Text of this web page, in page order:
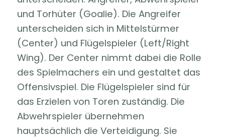
und Torhüter (Goalie). Die Angreifer
unterscheiden sich in Mittelstürmer
(Center) und Flügelspieler (Left/Right
Wing). Der Center nimmt dabei die Rolle
des Spielmachers ein und gestaltet das
Offensivspiel. Die Flügelspieler sind für
das Erzielen von Toren zuständig. Die
Abwehrspieler übernehmen
hauptsächlich die Verteidigung. Sie